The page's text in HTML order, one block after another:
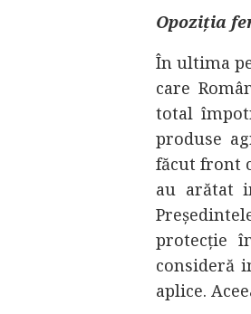
Opoziția
În ultima
care
total
produse
făcut front
au arătat
protecție
consideră
aplice.